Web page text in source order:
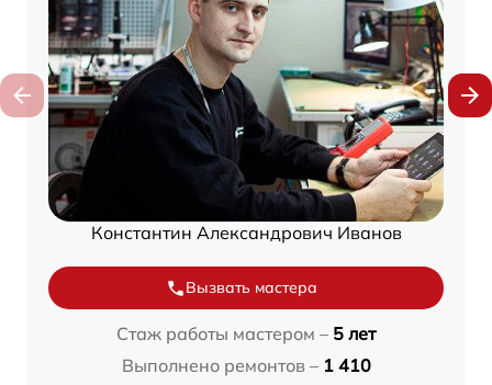
Константин Александрович Иванов
Вызвать мастера
Стаж работы мастером – 5 лет
Выполнено ремонтов – 1 410